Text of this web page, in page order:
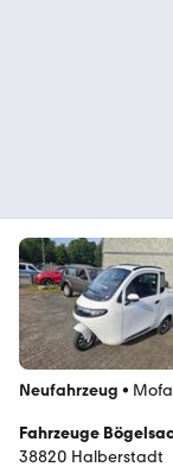
Neufahrzeug •
Fahrzeuge
38820 Halberstadt